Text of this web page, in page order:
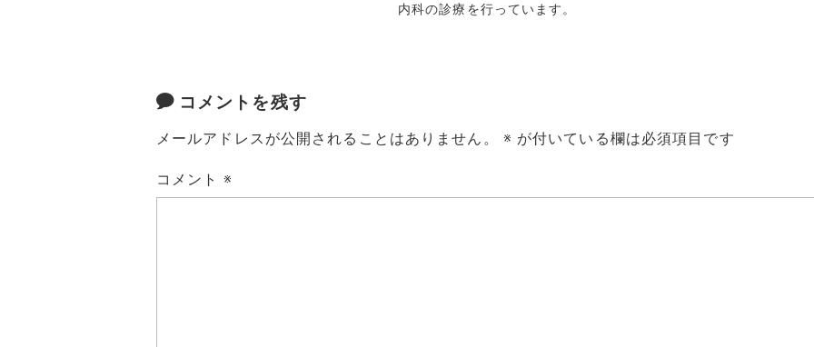
内科の診療を行っています。
コメントを残す
メールアドレスが公開されることはありません。 ※ が付いている欄は必須項目です
コメント ※